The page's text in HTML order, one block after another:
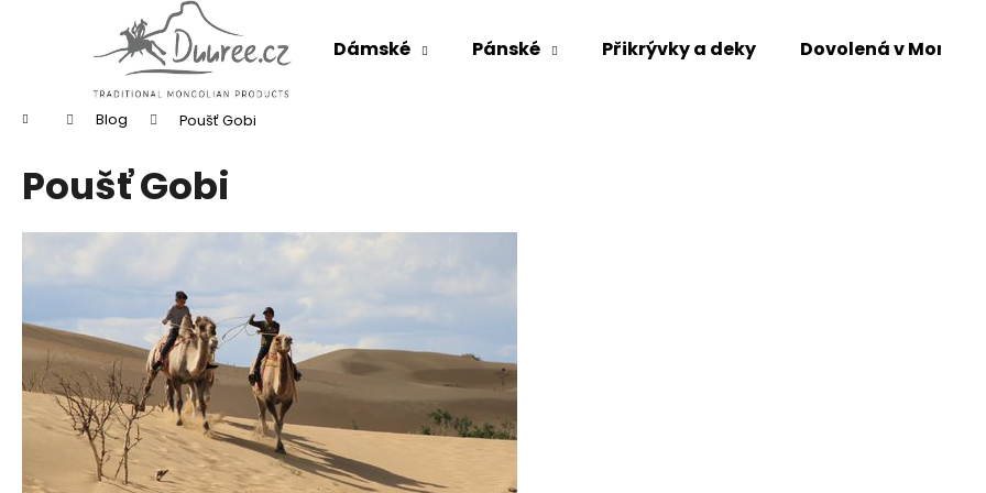
Dámské Pánské Přikrývky a deky Dovolená v
Domů Blog Poušť Gobi
Poušť Gobi
Zpět
obchodu
Zpět
obchodu